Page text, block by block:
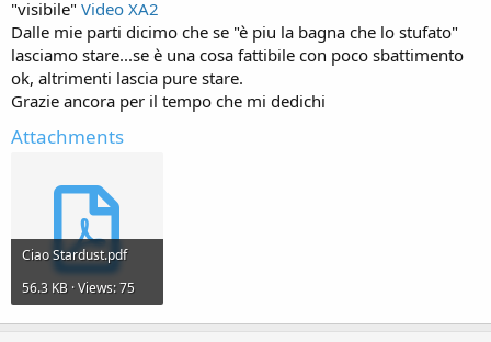
"visibile" Video XA2
Dalle mie parti dicimo che se "è piu la bagna che lo stufato"
lasciamo stare...se è una cosa fattibile con poco sbattimento
ok, altrimenti lascia pure stare.
Grazie ancora per il tempo che mi dedichi
Attachments
Ciao Stardust.pdf
56.3 KB · Views: 75